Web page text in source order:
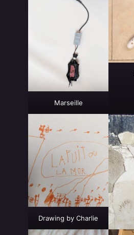
Marseille
Drawing by Charlie